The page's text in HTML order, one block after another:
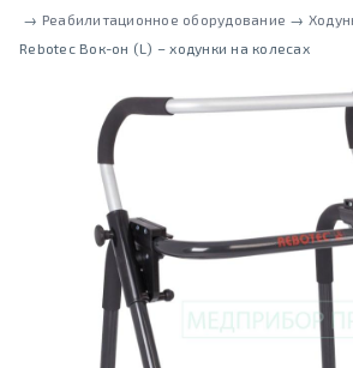
→ Реабилитационное оборудование →
Rebotec Вок-он (L) – ходунки на колесах